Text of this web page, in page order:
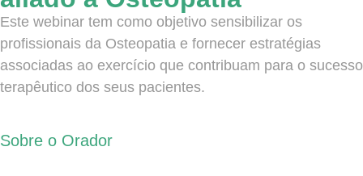
Este webinar tem como objetivo sensibilizar os
profissionais da Osteopatia e fornecer estratégias
associadas ao exercício que contribuam para o sucesso
terapêutico dos seus pacientes.
Sobre o Orador